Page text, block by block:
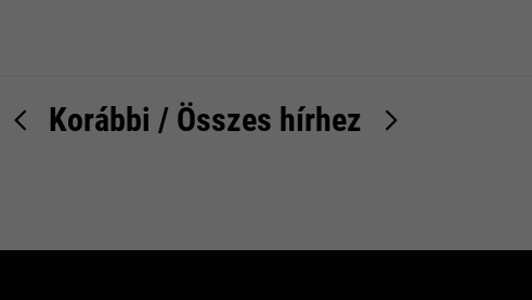
Korábbi / Összes hírhez